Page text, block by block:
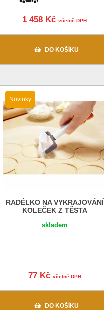
1 458 Kčvčetně DPH
DO KOŠÍKU
Novinky
RADÉLKO NA VYKRAJOVÁNÍ
KOLEČEK Z TĚSTA
skladem
77 Kč včetně DPH
DO KOŠÍKU